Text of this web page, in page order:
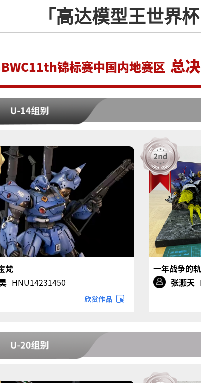
「高达模型王世界
锦标赛中国内地赛区 总
梵
HNU14231450
一年战争的
张灏天